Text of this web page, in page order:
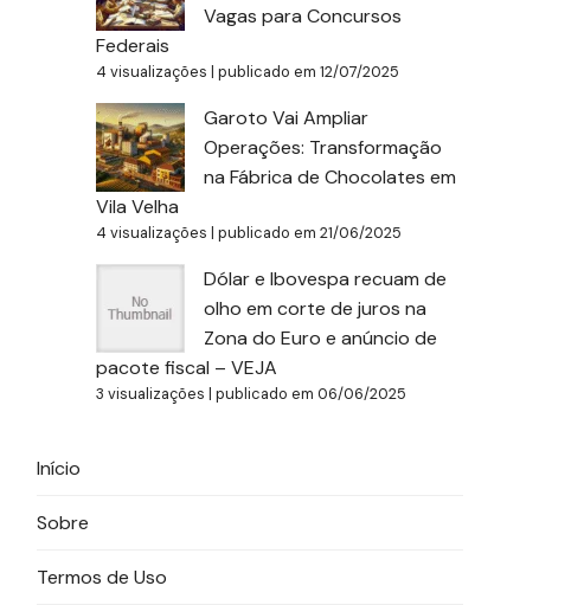
Vagas para Concursos
Federais
4 visualizações | publicado em 12/07/2025
Garoto Vai Ampliar
Operações: Transformação
na Fábrica de Chocolates em
Vila Velha
4 visualizações | publicado em 21/06/2025
Dólar e Ibovespa recuam de
olho em corte de juros na
Zona do Euro e anúncio de
pacote fiscal – VEJA
3 visualizações | publicado em 06/06/2025
Início
Sobre
Termos de Uso